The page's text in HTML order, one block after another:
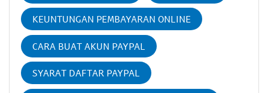
KEUNTUNGAN PEMBAYARAN ONLINE
CARA BUAT AKUN PAYPAL
SYARAT DAFTAR PAYPAL